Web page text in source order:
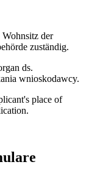
der
zuständig.
ds.
wnioskodawcy.
place of